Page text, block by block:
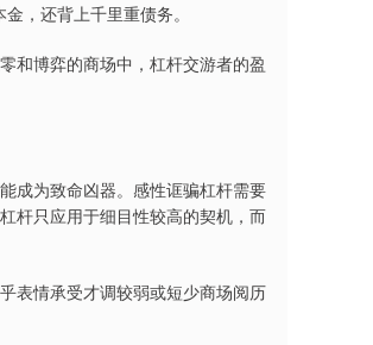
，还背上千里重债务。
和博弈的商场中，杠杆交游者的盈
成为致命凶器。感性诓骗杠杆需要
杆只应用于细目性较高的契机，而
表情承受才调较弱或短少商场阅历